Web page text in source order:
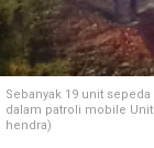
Sebanyak 19 unit
dalam patroli mobile
hendra)